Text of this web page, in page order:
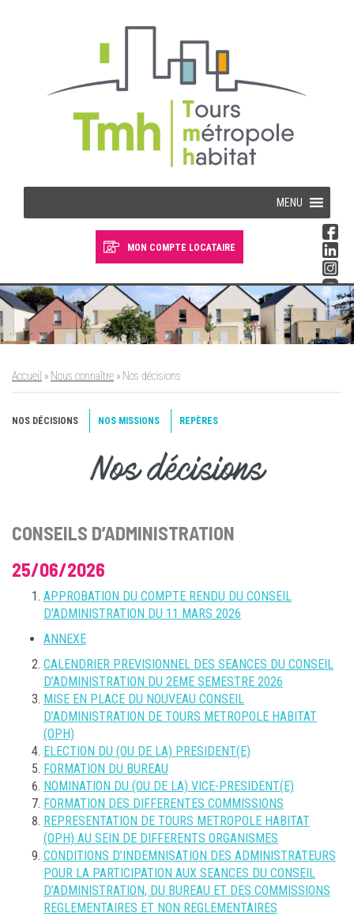
MENU
MON COMPTE LOCATAIRE
Devenir locataire Devenir propriétaire
Accueil » Nous connaître » Nos décisions
NOS DÉCISIONS NOS MISSIONS REPÈRES
Nos décisions
CONSEILS D’ADMINISTRATION
25/06/2026
APPROBATION DU COMPTE RENDU DU CONSEIL
D’ADMINISTRATION DU 11 MARS 2026
ANNEXE
CALENDRIER PREVISIONNEL DES SEANCES DU CONSEIL
D’ADMINISTRATION DU 2EME SEMESTRE 2026
MISE EN PLACE DU NOUVEAU CONSEIL
D’ADMINISTRATION DE TOURS METROPOLE HABITAT
(OPH)
ELECTION DU (OU DE LA) PRESIDENT(E)
FORMATION DU BUREAU
NOMINATION DU (OU DE LA) VICE-PRESIDENT(E)
FORMATION DES DIFFERENTES COMMISSIONS
REPRESENTATION DE TOURS METROPOLE HABITAT
(OPH) AU SEIN DE DIFFERENTS ORGANISMES
CONDITIONS D’INDEMNISATION DES ADMINISTRATEURS
POUR LA PARTICIPATION AUX SEANCES DU CONSEIL
D’ADMINISTRATION, DU BUREAU ET DES COMMISSIONS
REGLEMENTAIRES ET NON REGLEMENTAIRES